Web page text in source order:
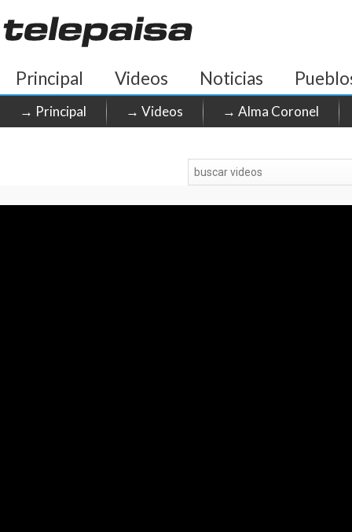
Principal Videos Noticias
→ Principal → Videos → Alma Coronel